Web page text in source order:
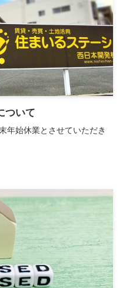
ついて
年始休業とさせていただき